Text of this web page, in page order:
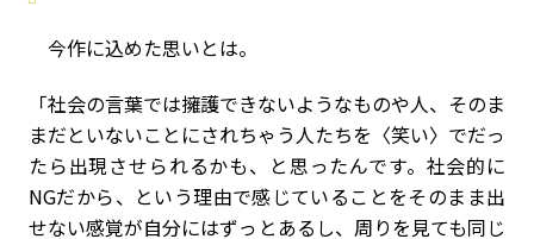
今作に込めた思いとは。
「社会の言葉では擁護できないようなものや人、そのま
まだといないことにされちゃう人たちを〈笑い〉でだっ
たら出現させられるかも、と思ったんです。社会的に
NGだから、という理由で感じていることをそのまま出
せない感覚が自分にはずっとあるし、周りを見ても同じ